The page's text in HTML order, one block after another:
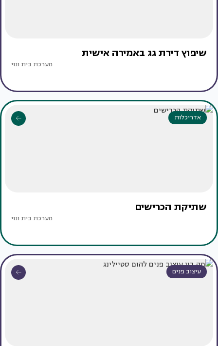
שיפוץ דירת גג באמירה אישית
מערכת בית ונוי
אדריכלות
שתיקת הכרישים
מערכת בית ונוי
עיצוב פנים